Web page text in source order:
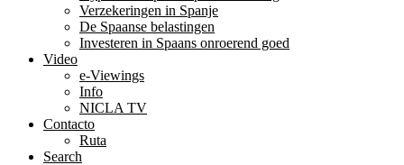
Verzekeringen in Spanje
De Spaanse belastingen
Investeren in Spaans onroerend goed
Video
e-Viewings
Info
NICLA TV
Contacto
Ruta
Search